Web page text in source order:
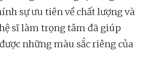
sự ưu tiên về chất lượng và
sĩ làm trọng tâm đã giúp
được những màu sắc riêng của